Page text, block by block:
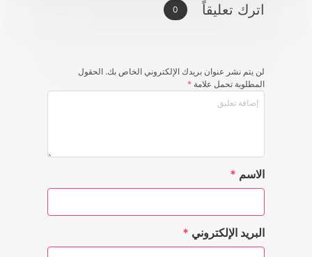
اترك تعليقاً 0
لن يتم نشر عنوان بريدك الإلكتروني الخاص بك. الحقول
المطلوبة تحمل علامة *
الاسم *
البريد الإلكتروني *